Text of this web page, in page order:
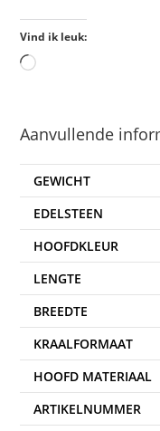
Vind ik leuk:
Aanvullende
GEWICHT
EDELSTEEN
HOOFDKLEUR
LENGTE
BREEDTE
KRAALFORMAAT
HOOFD MATERIAAL
ARTIKELNUMMER